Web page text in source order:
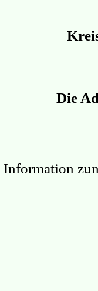
Die
Information